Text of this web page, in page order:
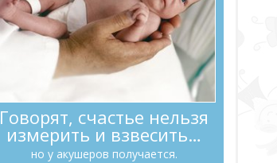
Говорят, счастье нельзя
измерить и взвесить…
но у акушеров получается.